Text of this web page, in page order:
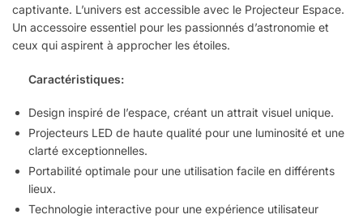
captivante. L’univers est accessible avec le Projecteur Espace.
Un accessoire essentiel pour les passionnés d’astronomie et
ceux qui aspirent à approcher les étoiles.
Caractéristiques:
Design inspiré de l’espace, créant un attrait visuel unique.
Projecteurs LED de haute qualité pour une luminosité et une
clarté exceptionnelles.
Portabilité optimale pour une utilisation facile en différents
lieux.
Technologie interactive pour une expérience utilisateur